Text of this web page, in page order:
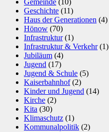
Gemeinde (10)
Geschichte (11)
Haus der Generationen (4)
Hönow (70)
Infrastruktur(1)
Infrastruktur & Verkehr(1)
Jubiläum (4)
Jugend (17)
Jugend & Schule (5)
Kaiserbahnhof(2)
Kinder und Jugend (14)
Kirche (2)
Kita (30)
Klimaschutz (1)
Kommunalpolitik (2)